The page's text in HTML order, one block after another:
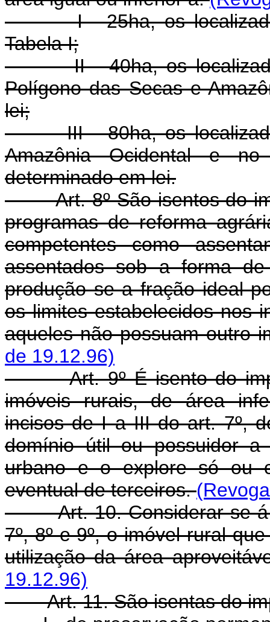
I - 25ha, os localizados
Tabela I;
II - 40ha, os localizados
Polígono das Secas e
lei;
III - 80ha, os localizados
Amazônia Ocidental e no
determinado em lei.
Art. 8º São isentos do
programas de reforma
competentes como
assentados sob a forma
produção se a fração ideal
os limites estabelecidos nos
aqueles não possuam outro
de 19.12.96)
Art. 9º É isento do
imóveis rurais, de área
incisos de I a III do art. 7º,
domínio útil ou possuidor
urbano e o explore só ou
eventual de terceiros.
Art. 10. Considerar-se-á
7º, 8º e 9º, o imóvel rural
utilização da área
19.12.96)
Art. 11. São isentas do